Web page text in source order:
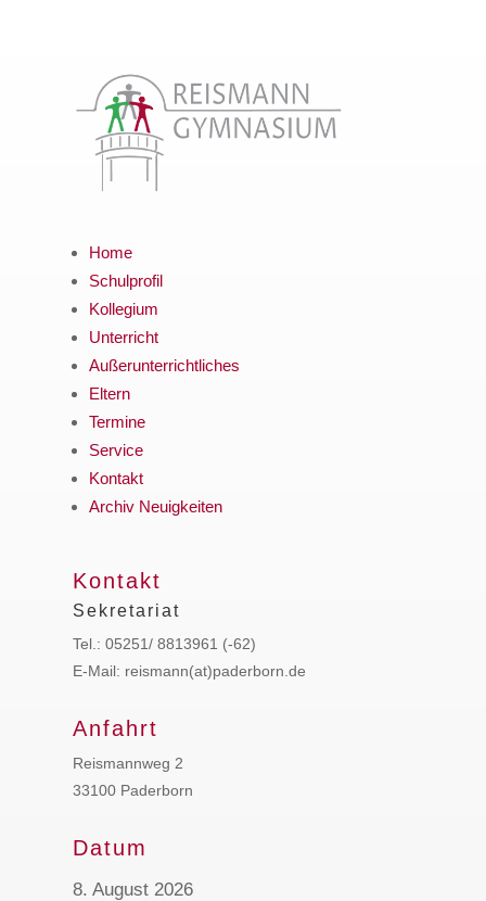
Home
Schulprofil
Kollegium
Unterricht
Außerunterrichtliches
Eltern
Termine
Service
Kontakt
Archiv Neuigkeiten
Kontakt
Sekretariat
Tel.: 05251/ 8813961 (-62)
E-Mail: reismann(at)paderborn.de
Anfahrt
Reismannweg 2
33100 Paderborn
Datum
8. August 2026